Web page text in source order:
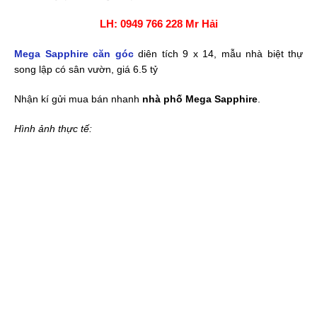
LH: 0949 766 228 Mr Hải
Mega Sapphire căn gócdiên tích 9 x 14, mẫu nhà biệt thự
song lập có sân vườn, giá 6.5 tỷ
Nhận kí gửi mua bán nhanh nhà phố Mega Sapphire
Hình ảnh thực tế: